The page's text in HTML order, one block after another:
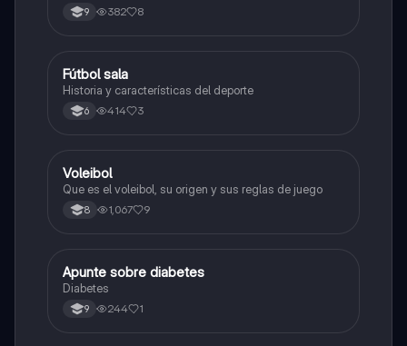
9 382 8
Sociales/Historia
Fútbol sala
Historia y características del deporte
6 414 3
Educación Física
Voleibol
Que es el voleibol, su origen y sus reglas de juego
8 1,067 9
Educación Física
Apunte sobre diabetes
Diabetes
9 244 1